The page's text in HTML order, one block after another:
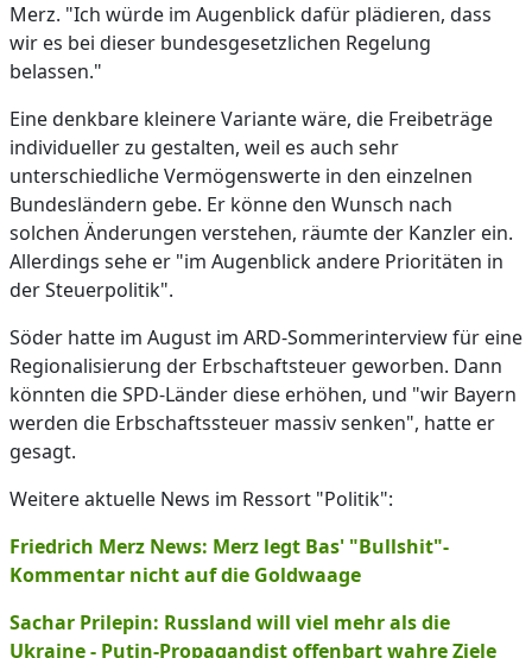
Merz. "Ich würde im Augenblick dafür plädieren, dass
wir es bei dieser bundesgesetzlichen Regelung
belassen."
Eine denkbare kleinere Variante wäre, die Freibeträge
individueller zu gestalten, weil es auch sehr
unterschiedliche Vermögenswerte in den einzelnen
Bundesländern gebe. Er könne den Wunsch nach
solchen Änderungen verstehen, räumte der Kanzler ein.
Allerdings sehe er "im Augenblick andere Prioritäten in
der Steuerpolitik".
Söder hatte im August im ARD-Sommerinterview für eine
Regionalisierung der Erbschaftsteuer geworben. Dann
könnten die SPD-Länder diese erhöhen, und "wir Bayern
werden die Erbschaftssteuer massiv senken", hatte er
gesagt.
Weitere aktuelle News im Ressort "Politik":
Friedrich Merz News: Merz legt Bas' "Bullshit"-
Kommentar nicht auf die Goldwaage
Sachar Prilepin: Russland will viel mehr als die
Ukraine - Putin-Propagandist offenbart wahre Ziele